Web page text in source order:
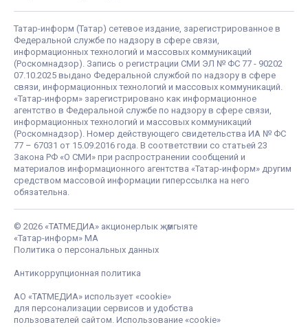
Татар-информ (Татар) сетевое издание, зарегистрированное в
Федеральной службе по надзору в сфере связи,
информационных технологий и массовых коммуникаций
(Роскомнадзор). Запись о регистрации СМИ ЭЛ № ФС 77 - 90202
07.10.2025 выдано Федеральной службой по надзору в сфере
связи, информационных технологий и массовых коммуникаций.
«Татар-информ» зарегистрировано как информационное
агентство в Федеральной службе по надзору в сфере связи,
информационных технологий и массовых коммуникаций
(Роскомнадзор). Номер действующего свидетельства ИА № ФС
77 – 67031 от 15.09.2016 года. В соответствии со статьей 23
Закона РФ «О СМИ» при распространении сообщений и
материалов информационного агентства «Татар-информ» другим
средством массовой информации гиперссылка на него
обязательна.
© 2026 «ТАТМЕДИА» акционерлык җәмгыяте
«Татар-информ» МА
Политика о персональных данных
Антикоррупционная политика
АО «ТАТМЕДИА» использует «cookie»
для персонализации сервисов и удобства
пользователей сайтом. Использование «cookie»